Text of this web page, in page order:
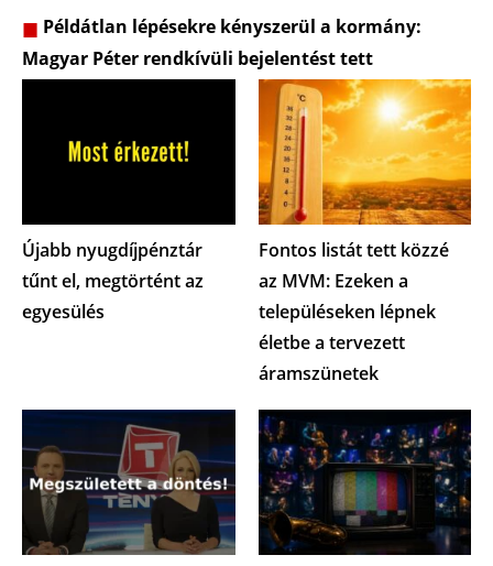
Példátlan lépésekre kényszerül a kormány:
Magyar Péter rendkívüli bejelentést tett
Újabb nyugdíjpénztár
tűnt el, megtörtént az
egyesülés
Fontos listát tett közzé
az MVM: Ezeken a
településeken lépnek
életbe a tervezett
áramszünetek